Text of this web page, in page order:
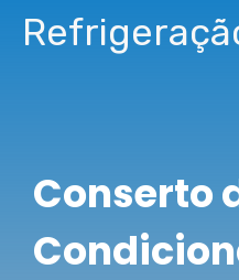
Pular
para
Conserto